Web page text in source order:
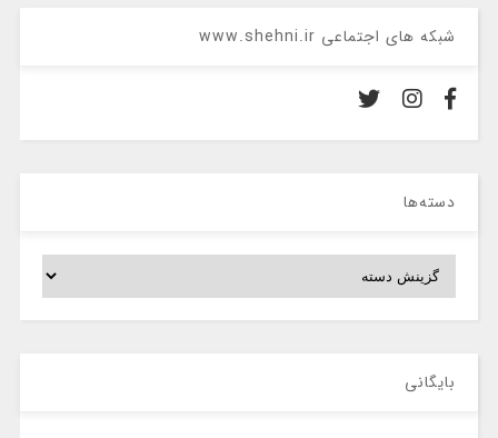
شبکه های اجتماعی www.shehni.ir
دسته‌ها
دسته‌ها
بایگانی